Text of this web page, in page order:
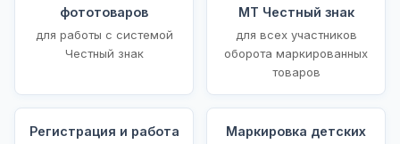
фототоваров
для работы с системой
Честный знак
МТ Честный знак
для всех участников
оборота маркированных
товаров
Регистрация и работа
Маркировка детских